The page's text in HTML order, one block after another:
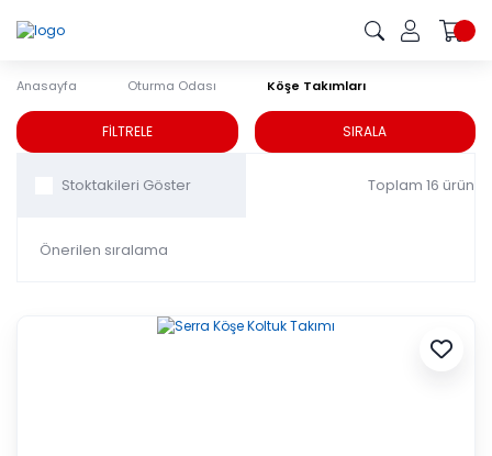
Anasayfa Oturma Odası Köşe Takımları
Köşe Takımları
FİLTRELE SIRALA
Toplam 16 ürün